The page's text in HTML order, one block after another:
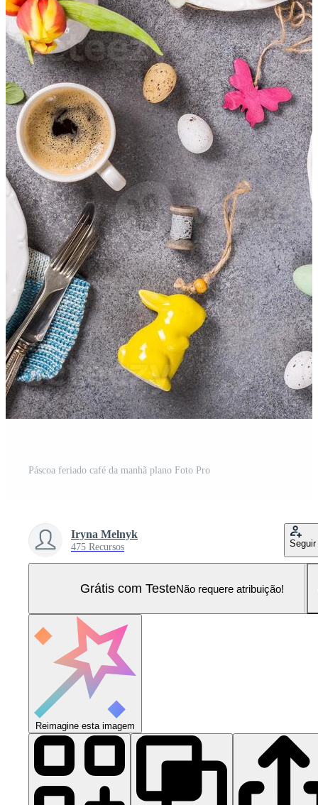
Páscoa feriado café da manhã plano Foto Pro
Iryna Melnyk
475 Recursos Seguir
Grátis com TesteNão requere atribuição!
Reimagine esta imagem